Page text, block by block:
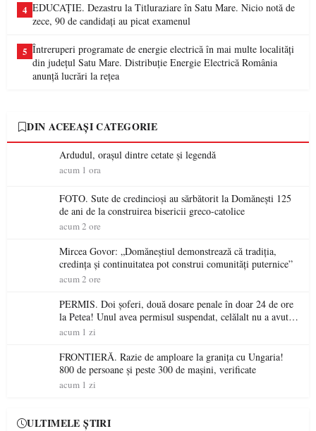
4 EDUCAȚIE. Dezastru la Titluraziare în Satu Mare. Nicio notă de
zece, 90 de candidați au picat examenul
5 Întreruperi programate de energie electrică în mai multe localități
din județul Satu Mare. Distribuție Energie Electrică România
anunță lucrări la rețea
DIN ACEEAȘI CATEGORIE
Ardudul, orașul dintre cetate și legendă
acum 1 ora
FOTO. Sute de credincioși au sărbătorit la Domănești 125
de ani de la construirea bisericii greco-catolice
acum 2 ore
Mircea Govor: „Domăneștiul demonstrează că tradiția,
credința și continuitatea pot construi comunități puternice”
acum 2 ore
PERMIS. Doi șoferi, două dosare penale în doar 24 de ore
la Petea! Unul avea permisul suspendat, celălalt nu a avut
niciodată permis
acum 1 zi
FRONTIERĂ. Razie de amploare la granița cu Ungaria!
800 de persoane și peste 300 de mașini, verificate
acum 1 zi
ULTIMELE ȘTIRI